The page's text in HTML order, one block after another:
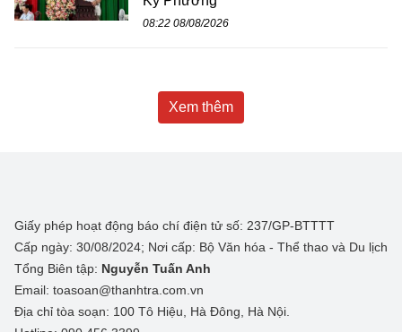
08:22 08/08/2026
Xem thêm
Giấy phép hoạt động báo chí điện tử số: 237/GP-BTTTT
Cấp ngày: 30/08/2024; Nơi cấp: Bộ Văn hóa - Thể thao và Du lịch
Tổng Biên tập: Nguyễn Tuấn Anh
Email: toasoan@thanhtra.com.vn
Địa chỉ tòa soạn: 100 Tô Hiệu, Hà Đông, Hà Nội.